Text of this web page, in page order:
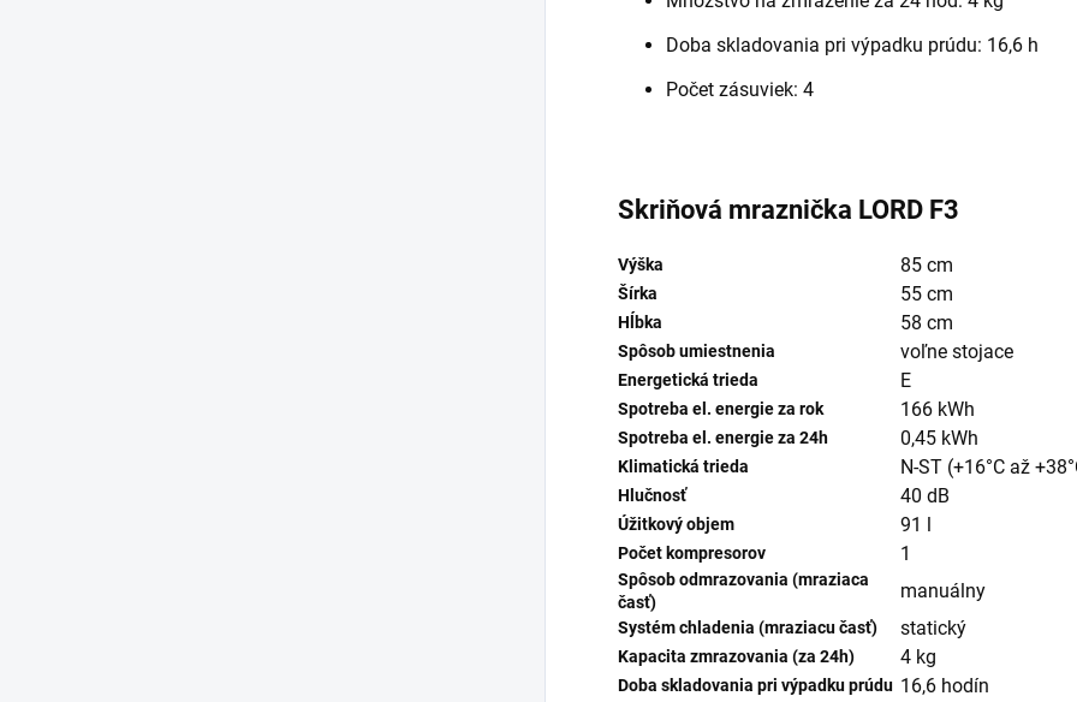
Doba skladovania pri výpadku prúdu: 16,6 h
Počet zásuviek: 4
Skriňová mraznička LORD F3
Výška 85 cm
Šírka 55 cm
Hĺbka 58 cm
Spôsob umiestnenia voľne stojace
Energetická trieda E
Spotreba el. energie za rok 166 kWh
Spotreba el. energie za 24h 0,45 kWh
Klimatická trieda N-ST (+16°C až
Hlučnosť 40 dB
Úžitkový objem 91 l
Počet kompresorov 1
Spôsob odmrazovania (mraziaca
časť)
manuálny
Systém chladenia (mraziacu časť) statický
Kapacita zmrazovania (za 24h) 4 kg
Doba skladovania pri výpadku prúdu 16,6 hodín